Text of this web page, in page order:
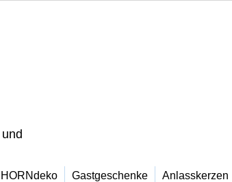
Gastgeschenke Anlasskerzen